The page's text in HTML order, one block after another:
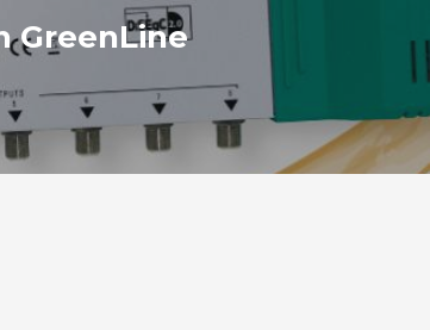
GreenLine